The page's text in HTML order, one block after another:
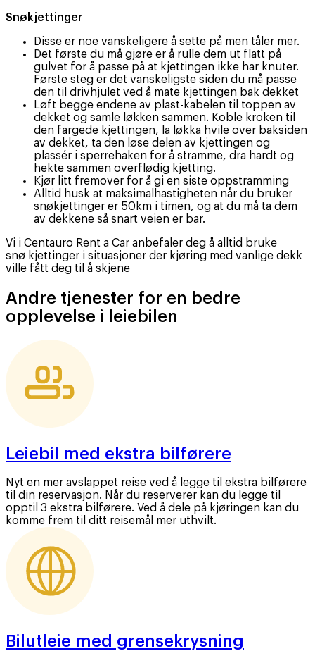
Snøkjettinger
Disse er noe vanskeligere å sette på men tåler mer.
Det første du må gjøre er å rulle dem ut flatt på
gulvet for å passe på at kjettingen ikke har knuter.
Første steg er det vanskeligste siden du må passe
den til drivhjulet ved å mate kjettingen bak dekket
Løft begge endene av plast-kabelen til toppen av
dekket og samle løkken sammen. Koble kroken til
den fargede kjettingen, la løkka hvile over baksiden
av dekket, ta den løse delen av kjettingen og
plassér i sperrehaken for å stramme, dra hardt og
hekte sammen overflødig kjetting.
Kjør litt fremover for å gi en siste oppstramming
Alltid husk at maksimalhastigheten når du bruker
snøkjettinger er 50km i timen, og at du må ta dem
av dekkene så snart veien er bar.
Vi i Centauro Rent a Car anbefaler deg å alltid bruke
snø kjettinger i situasjoner der kjøring med vanlige dekk
ville fått deg til å skjene
Andre tjenester for en bedre
opplevelse i leiebilen
Leiebil med ekstra bilførere
Nyt en mer avslappet reise ved å legge til ekstra bilførere
til din reservasjon. Når du reserverer kan du legge til
opptil 3 ekstra bilførere. Ved å dele på kjøringen kan du
komme frem til ditt reisemål mer uthvilt.
Bilutleie med grensekrysning